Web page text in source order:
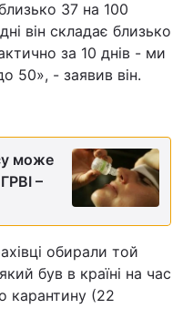
37 на 100
він складає близько
за 10 днів - ми
50», - заявив він.
може
–
обирали той
був в країні на час
карантину (22